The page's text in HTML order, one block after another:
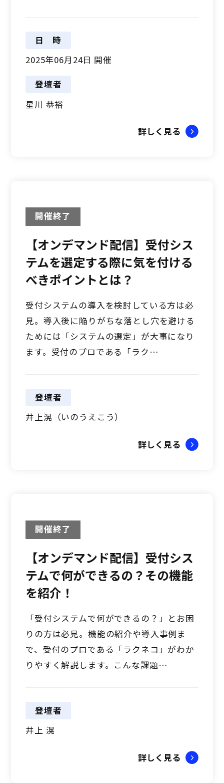
日時
2025年06月24日 開催
登壇者
星川 恭裕
詳しく見る
開催終了
【オンデマンド配信】受付シス
テムを選定する際に気を付ける
べきポイントとは？
受付システムの導入を検討している方は必
見。導入後に陥りがちな落とし穴を避ける
ためには「システムの選定」が大事になり
ます。受付のプロである「ラク…
登壇者
井上滉（いのうえこう）
詳しく見る
開催終了
【オンデマンド配信】受付シス
テムで何ができるの？その機能
を紹介！
「受付システムで何ができるの？」とお困
りの方は必見。機能の紹介や導入事例ま
で、受付のプロである「ラクネコ」がわか
りやすく解説します。こんな課題…
登壇者
井上 滉
詳しく見る